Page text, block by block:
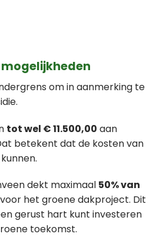
om in aanmerking te
tot wel € 11.500,00 aan
betekent dat de kosten van
dekt maximaal 50% van
voor het groene dakproject. Dit
gerust hart kunt investeren
toekomst.